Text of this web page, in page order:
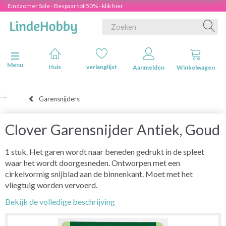
Eindzomer Sale - Bespaar tot 50% - klik hier
Navigatie in-/uitschakelen
Menu
Huis verlanglijst Aanmelden Winkelwagen
Garensnijders
Clover Garensnijder Antiek, Goud
1 stuk. Het garen wordt naar beneden gedrukt in de spleet
waar het wordt doorgesneden. Ontworpen met een
cirkelvormig snijblad aan de binnenkant. Moet met het
vliegtuig worden vervoerd.
Bekijk de volledige beschrijving